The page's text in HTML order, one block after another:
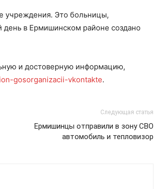
учреждения. Это больницы,
в Ермишинском районе создано
и достоверную информацию,
gosorganizacii-vkontakte.
Следующая статья
Ермишинцы отправили в зону СВО
автомобиль и тепловизор